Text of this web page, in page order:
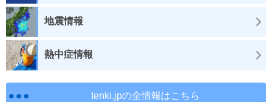
地震情報
熱中症情報
tenki.jpの全情報はこちら